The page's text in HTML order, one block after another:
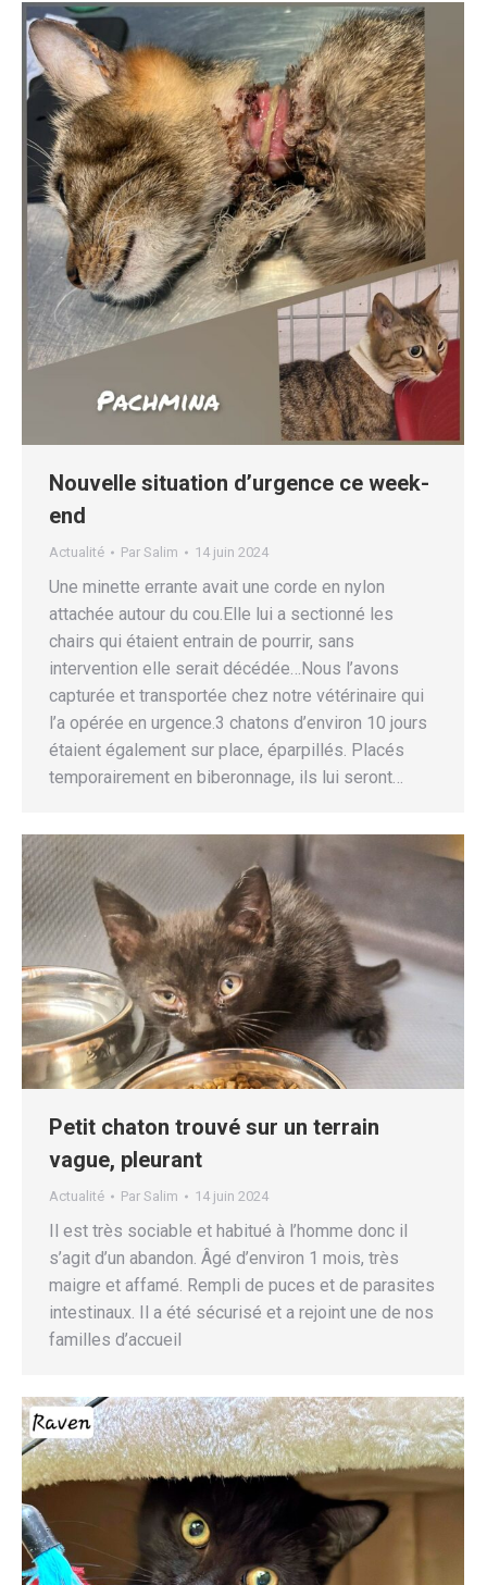
Nouvelle situation d’urgence ce week-
end
Actualité Par Salim 14 juin 2024
Une minette errante avait une corde en nylon
attachée autour du cou.Elle lui a sectionné les
chairs qui étaient entrain de pourrir, sans
intervention elle serait décédée…Nous l’avons
capturée et transportée chez notre vétérinaire qui
l’a opérée en urgence.3 chatons d’environ 10 jours
étaient également sur place, éparpillés. Placés
temporairement en biberonnage, ils lui seront…
Petit chaton trouvé sur un terrain
vague, pleurant
Actualité Par Salim 14 juin 2024
Il est très sociable et habitué à l’homme donc il
s’agit d’un abandon. Âgé d’environ 1 mois, très
maigre et affamé. Rempli de puces et de parasites
intestinaux. Il a été sécurisé et a rejoint une de nos
familles d’accueil